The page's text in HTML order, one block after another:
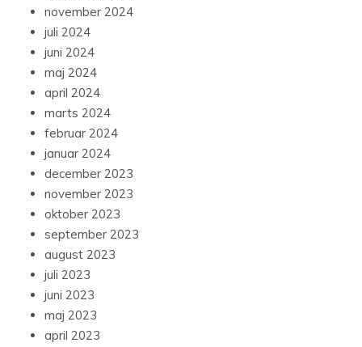
november 2024
juli 2024
juni 2024
maj 2024
april 2024
marts 2024
februar 2024
januar 2024
december 2023
november 2023
oktober 2023
september 2023
august 2023
juli 2023
juni 2023
maj 2023
april 2023